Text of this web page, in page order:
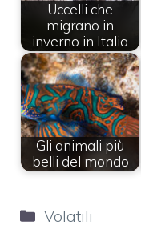
Uccelli che
migrano in
inverno in Italia
Gli animali più
belli del mondo
Categorie
Volatili